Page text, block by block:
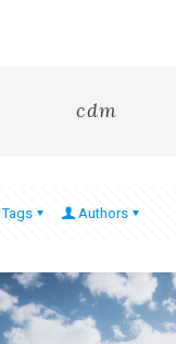
cdm
Tags Authors